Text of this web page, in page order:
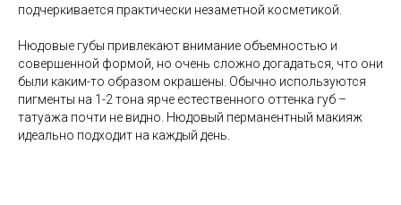
подчеркивается практически незаметной косметикой.
Нюдовые губы привлекают внимание объемностью и
совершенной формой, но очень сложно догадаться, что они
были каким-то образом окрашены. Обычно используются
пигменты на 1-2 тона ярче естественного оттенка губ –
татуажа почти не видно. Нюдовый перманентный макияж
идеально подходит на каждый день.